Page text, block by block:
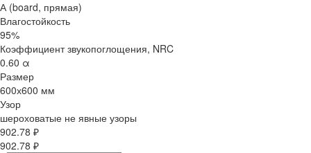
А (board, прямая)
Влагостойкость
95%
Коэффициент звукопоглощения, NRC
0.60 α
Размер
600х600 мм
Узор
шероховатые не явные узоры
902.78 ₽
902.78 ₽